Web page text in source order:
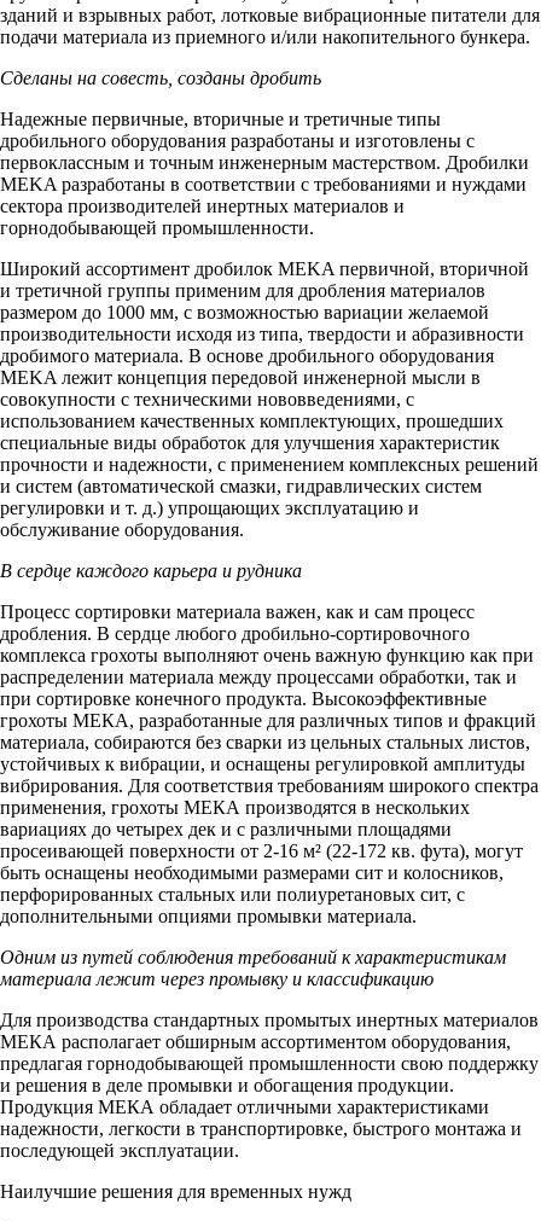
зданий и взрывных работ, лотковые вибрационные питатели для
подачи материала из приемного и/или накопительного бункера.
Сделаны на совесть, созданы дробить
Надежные первичные, вторичные и третичные типы
дробильного оборудования разработаны и изготовлены с
первоклассным и точным инженерным мастерством. Дробилки
MEKA разработаны в соответствии с требованиями и нуждами
сектора производителей инертных материалов и
горнодобывающей промышленности.
Широкий ассортимент дробилок MEKA первичной, вторичной
и третичной группы применим для дробления материалов
размером до 1000 мм, с возможностью вариации желаемой
производительности исходя из типа, твердости и абразивности
дробимого материала. В основе дробильного оборудования
MEKA лежит концепция передовой инженерной мысли в
совокупности с техническими нововведениями, с
использованием качественных комплектующих, прошедших
специальные виды обработок для улучшения характеристик
прочности и надежности, с применением комплексных решений
и систем (автоматической смазки, гидравлических систем
регулировки и т. д.) упрощающих эксплуатацию и
обслуживание оборудования.
В сердце каждого карьера и рудника
Процесс сортировки материала важен, как и сам процесс
дробления. В сердце любого дробильно-сортировочного
комплекса грохоты выполняют очень важную функцию как при
распределении материала между процессами обработки, так и
при сортировке конечного продукта. Высокоэффективные
грохоты МЕКА, разработанные для различных типов и фракций
материала, собираются без сварки из цельных стальных листов,
устойчивых к вибрации, и оснащены регулировкой амплитуды
вибрирования. Для соответствия требованиям широкого спектра
применения, грохоты МЕКА производятся в нескольких
вариациях до четырех дек и с различными площадями
просеивающей поверхности от 2-16 м² (22-172 кв. фута), могут
быть оснащены необходимыми размерами сит и колосников,
перфорированных стальных или полиуретановых сит, с
дополнительными опциями промывки материала.
Одним из путей соблюдения требований к характеристикам
материала лежит через промывку и классификацию
Для производства стандартных промытых инертных материалов
МЕКА располагает обширным ассортиментом оборудования,
предлагая горнодобывающей промышленности свою поддержку
и решения в деле промывки и обогащения продукции.
Продукция МЕКА обладает отличными характеристиками
надежности, легкости в транспортировке, быстрого монтажа и
последующей эксплуатации.
Наилучшие решения для временных нужд